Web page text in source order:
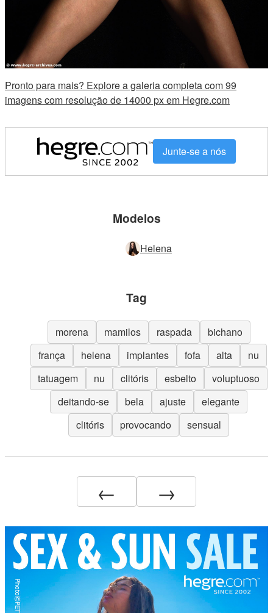
Pronto para mais? Explore a galeria completa com 99
imagens com resolução de 14000 px em Hegre.com
Junte-se a nós
Modelos
Helena
Tag
morena mamilos raspada
bichano
frança
helena implantes fofa alta
nu
tatuagem
nu clitóris esbelto
voluptuoso
deitando-se
bela ajuste
elegante
clitóris
provocando sensual
← →